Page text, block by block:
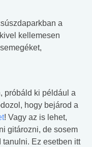
a
kellemesen
próbáld ki például a
hogy bejárod a
! Vagy az is lehet,
gitározni, de sosem
Ez esetben itt